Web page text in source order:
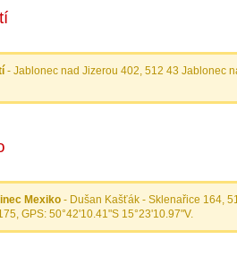
- Jablonec nad Jizerou 402, 512 43 Jablonec
Mexiko - Dušan Kašťák - Sklenařice 164,
GPS: 50°42'10.41"S 15°23'10.97"V.